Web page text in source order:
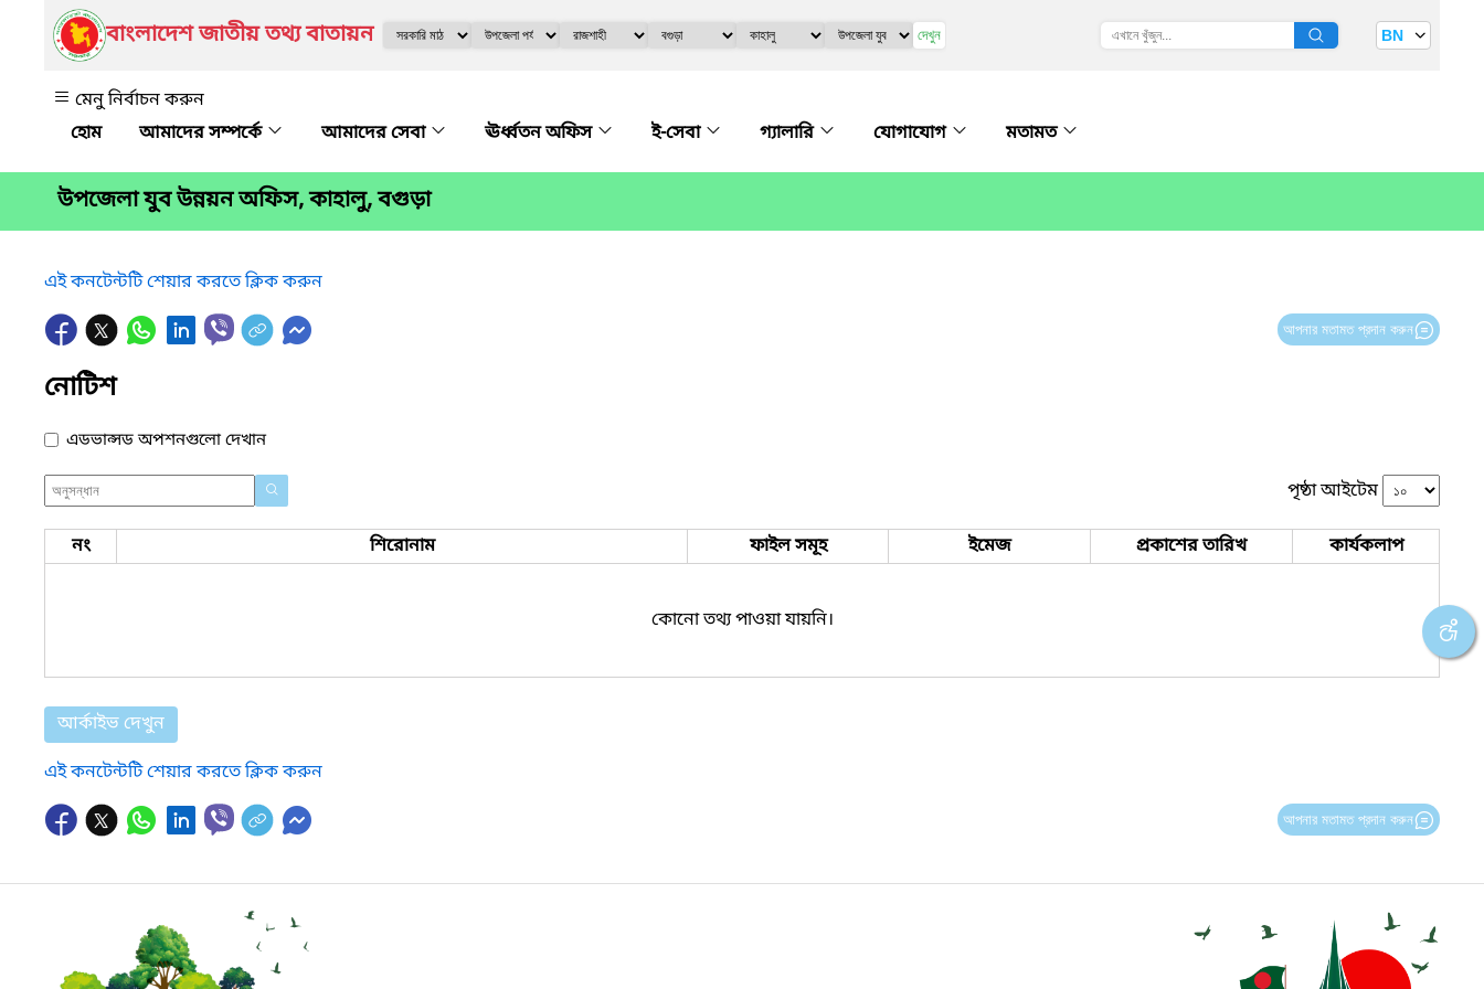
বাংলাদেশ জাতীয় তথ্য বাতায়ন দেখুন BN
মেনু নির্বাচন করুন
আমাদের সম্পর্কে
আমাদের সেবা ঊর্ধ্বতন অফিস ই-সেবা গ্যালারি যোগাযোগ মতামত
উপজেলা যুব উন্নয়ন অফিস, কাহালু, বগুড়া
এই কনটেন্টটি শেয়ার করতে ক্লিক করুন
আপনার মতামত প্রদান করুন
নোটিশ
এডভান্সড অপশনগুলো দেখান
পৃষ্ঠা আইটেম
নং শিরোনাম ফাইল সমূহ ইমেজ প্রকাশের তারিখ কার্যকলাপ
কোনো তথ্য পাওয়া যায়নি।
আর্কাইভ দেখুন
এই কনটেন্টটি শেয়ার করতে ক্লিক করুন
আপনার মতামত প্রদান করুন